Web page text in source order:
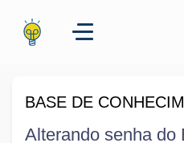
BASE DE
Alterando senha do